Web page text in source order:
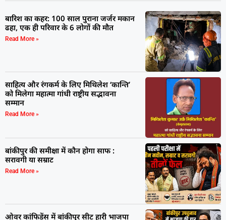
बारिश का कहर: 100 साल पुराना जर्जर मकान
ढहा, एक ही परिवार के 6 लोगों की मौत
Read More »
साहित्य और रंगकर्म के लिए मिथिलेश ‘कान्ति’
को मिलेगा महात्मा गांधी राष्ट्रीय सद्भावना
सम्मान
Read More »
बांकीपुर की समीक्षा में कौन होगा साफ :
सरावगी या सम्राट
Read More »
ओवर कांफिडेंस में बांकीपुर सीट हारी भाजपा